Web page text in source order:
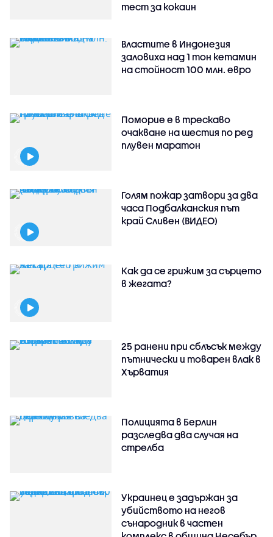
тест за кокаин
Властите в Индонезия
заловиха над 1 тон кетамин
на стойност 100 млн. евро
Поморие е в трескаво
очакване на шестия по ред
плувен маратон
Голям пожар затвори за два
часа Подбалканския път
край Сливен (ВИДЕО)
Как да се грижим за сърцето
в жегата?
25 ранени при сблъсък между
пътнически и товарен влак в
Хърватия
Полицията в Берлин
разследва два случая на
стрелба
Украинец е задържан за
убийството на негов
сънародник в частен